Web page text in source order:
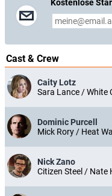
Kostenlose
Cast & Crew
Caity Lotz
Sara Lance / White
Dominic Purcell
Mick Rory / Heat
Nick Zano
Citizen Steel / Nate